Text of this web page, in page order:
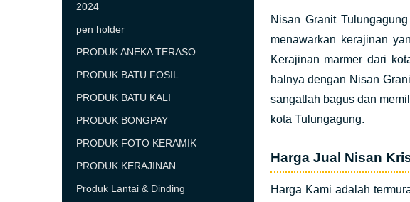
Nisan Granit
menawarkan kerajinan
Kerajinan marmer dari
halnya dengan Nisan
sangatlah bagus dan
kota Tulungagung.
Harga Jual Nisan
Harga Kami adalah
2024
pen holder
PRODUK ANEKA TERASO
PRODUK BATU FOSIL
PRODUK BATU KALI
PRODUK BONGPAY
PRODUK FOTO KERAMIK
PRODUK KERAJINAN
Produk Lantai & Dinding